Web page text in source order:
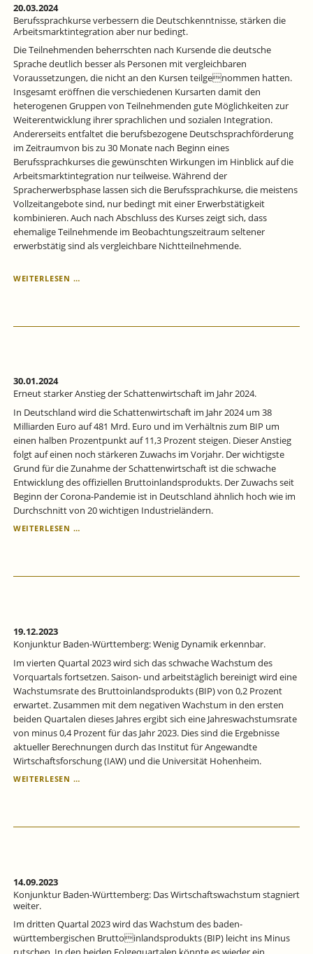
20.03.2024
Berufssprachkurse verbessern die Deutschkenntnisse, stärken die
Arbeitsmarktintegration aber nur bedingt.
Die Teilnehmenden beherrschten nach Kursende die deutsche
Sprache deutlich besser als Personen mit vergleichbaren
Voraussetzungen, die nicht an den Kursen teilgenommen hatten.
Insgesamt eröffnen die verschiedenen Kursarten damit den
heterogenen Gruppen von Teilnehmenden gute Möglichkeiten zur
Weiterentwicklung ihrer sprachlichen und sozialen Integration.
Andererseits entfaltet die berufsbezogene Deutschsprachförderung
im Zeitraumvon bis zu 30 Monate nach Beginn eines
Berufssprachkurses die gewünschten Wirkungen im Hinblick auf die
Arbeitsmarktintegration nur teilweise. Während der
Spracherwerbsphase lassen sich die Berufssprachkurse, die meistens
Vollzeitangebote sind, nur bedingt mit einer Erwerbstätigkeit
kombinieren. Auch nach Abschluss des Kurses zeigt sich, dass
ehemalige Teilnehmende im Beobachtungszeitraum seltener
erwerbstätig sind als vergleichbare Nichtteilnehmende.
WEITERLESEN …
STÄRKEN
BEDINGT.
30.01.2024
Erneut starker Anstieg der Schattenwirtschaft im Jahr 2024.
In Deutschland wird die Schattenwirtschaft im Jahr 2024 um 38
Milliarden Euro auf 481 Mrd. Euro und im Verhältnis zum BIP um
einen halben Prozentpunkt auf 11,3 Prozent steigen. Dieser Anstieg
folgt auf einen noch stärkeren Zuwachs im Vorjahr. Der wichtigste
Grund für die Zunahme der Schattenwirtschaft ist die schwache
Entwicklung des offiziellen Bruttoinlandsprodukts. Der Zuwachs seit
Beginn der Corona-Pandemie ist in Deutschland ähnlich hoch wie im
Durchschnitt von 20 wichtigen Industrieländern.
WEITERLESEN …ERNEUT
SCHATTENWIRTSCHAFT
19.12.2023
Konjunktur Baden-Württemberg: Wenig Dynamik erkennbar.
Im vierten Quartal 2023 wird sich das schwache Wachstum des
Vorquartals fortsetzen. Saison- und arbeitstäglich bereinigt wird eine
Wachstumsrate des Bruttoinlandsprodukts (BIP) von 0,2 Prozent
erwartet. Zusammen mit dem negativen Wachstum in den ersten
beiden Quartalen dieses Jahres ergibt sich eine Jahreswachstumsrate
von minus 0,4 Prozent für das Jahr 2023. Dies sind die Ergebnisse
aktueller Berechnungen durch das Institut für Angewandte
Wirtschaftsforschung (IAW) und die Universität Hohenheim.
WEITERLESEN …KONJUNKTUR
DYNAMIK
14.09.2023
Konjunktur Baden-Württemberg: Das Wirtschaftswachstum stagniert
weiter.
Im dritten Quartal 2023 wird das Wachstum des baden-
württembergischen Bruttoinlandsprodukts (BIP) leicht ins Minus